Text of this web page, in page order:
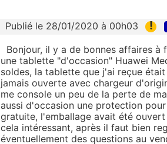
Publié le 28/01/2020 à 00h03 !
Bonjour, il y a de bonnes affaires
une tablette "d'occasion" Huawei
soldes, la tablette que j'ai reçue
jamais ouverte avec chargeur
me console un peu de la perte de
aussi d'occasion une protection
gratuite, l'emballage avait été
cela intéressant, après il faut bien
éventuellement des questions au